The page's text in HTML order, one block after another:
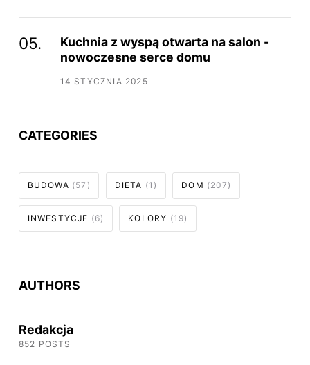
Kuchnia z wyspą otwarta na salon -
nowoczesne serce domu
14 STYCZNIA 2025
CATEGORIES
BUDOWA (57) DIETA (1) DOM (207)
INWESTYCJE (6) KOLORY (19)
AUTHORS
Redakcja
852 POSTS